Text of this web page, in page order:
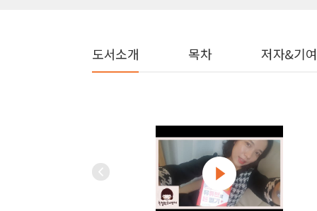
도서소개 목차 저자&기